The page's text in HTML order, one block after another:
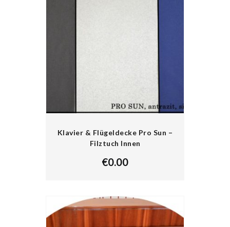
Klavier & Flügeldecke Pro Sun –
Filztuch Innen
€0.00